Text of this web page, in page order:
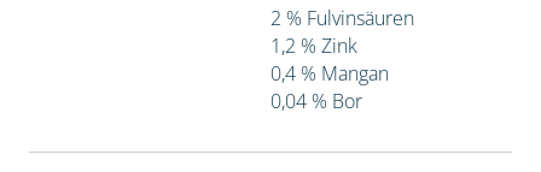
2 % Fulvinsäuren
1,2 % Zink
0,4 % Mangan
0,04 % Bor